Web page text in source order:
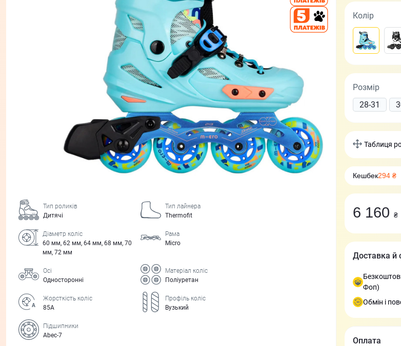
Тип роликів
Дитячі
Тип лайнера
Thermofit
Діаметр коліс
60 мм, 62 мм, 64 мм, 68 мм, 70
мм, 72 мм
Рама
Micro
Осі
Односторонні
Матеріал коліс
Поліуретан
Жорсткість коліс
85А
Профіль коліс
Вузький
Підшипники
Abec-7
Колір
Розмір
28-31
Таблиця
Кешбек294 ₴
6 160 ₴
Доставка й
Фоп)
Обмін і
Оплата